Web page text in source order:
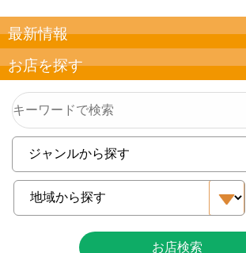
最新情報
お店を探す
お店検索